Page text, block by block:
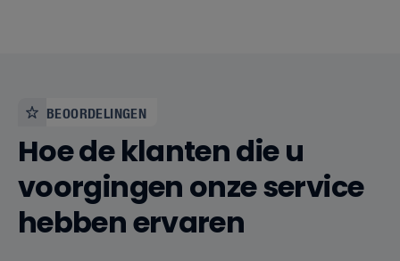
BEOORDELINGEN
Hoe de klanten die u
voorgingen onze service
hebben ervaren